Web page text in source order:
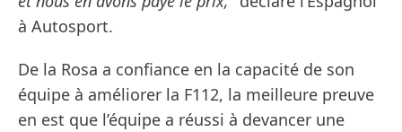
à Autosport.
De la Rosa a confiance en la capacité de son
équipe à améliorer la F112, la meilleure preuve
en est que l’équipe a réussi à devancer une